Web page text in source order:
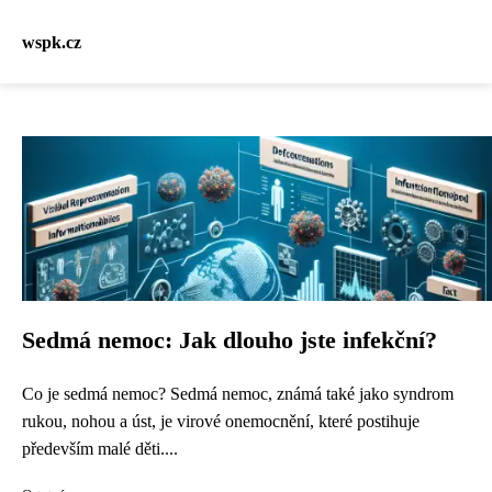
wspk.cz
Sedmá nemoc: Jak dlouho jste infekční?
Co je sedmá nemoc? Sedmá nemoc, známá také jako syndrom
rukou, nohou a úst, je virové onemocnění, které postihuje
především malé děti....